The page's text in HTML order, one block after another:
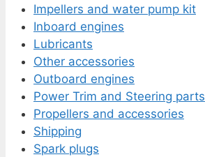
Impellers and water pump kit
Inboard engines
Lubricants
Other accessories
Outboard engines
Power Trim and Steering parts
Propellers and accessories
Shipping
Spark plugs